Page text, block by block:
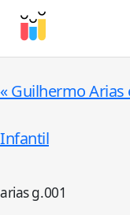
«Guilhermo Arias
Infantil
arias g.001